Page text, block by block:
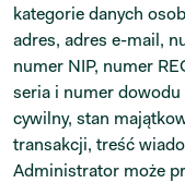
kategorie danych
adres, adres e-mail,
numer NIP, numer
seria i numer
cywilny, stan
transakcji, treść
Administrator może